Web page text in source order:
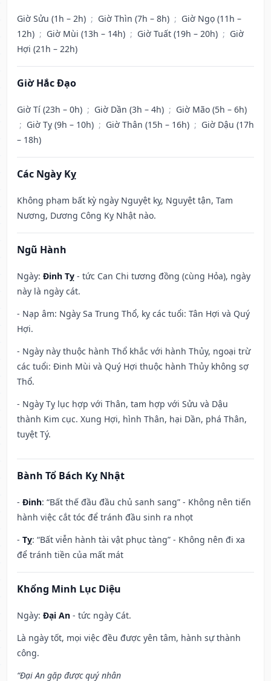
Giờ Sửu (1h – 2h) ; Giờ Thìn (7h – 8h) ; Giờ Ngọ (11h –
12h) ; Giờ Mùi (13h – 14h) ; Giờ Tuất (19h – 20h) ; Giờ
Hợi (21h – 22h)
Giờ Hắc Đạo
Giờ Tí (23h – 0h) ; Giờ Dần (3h – 4h) ; Giờ Mão (5h – 6h)
; Giờ Tỵ (9h – 10h) ; Giờ Thân (15h – 16h) ; Giờ Dậu (17h
– 18h)
Các Ngày Kỵ
Không phạm bất kỳ ngày Nguyệt kỵ, Nguyệt tận, Tam
Nương, Dương Công Kỵ Nhật nào.
Ngũ Hành
Ngày: Đinh Tỵ - tức Can Chi tương đồng (cùng Hỏa), ngày
này là ngày cát.
- Nạp âm: Ngày Sa Trung Thổ, kỵ các tuổi: Tân Hợi và Quý
Hợi.
- Ngày này thuộc hành Thổ khắc với hành Thủy, ngoại trừ
các tuổi: Đinh Mùi và Quý Hợi thuộc hành Thủy không sợ
Thổ.
- Ngày Tỵ lục hợp với Thân, tam hợp với Sửu và Dậu
thành Kim cục. Xung Hợi, hình Thân, hại Dần, phá Thân,
tuyệt Tý.
Bành Tổ Bách Kỵ Nhật
- Đinh: “Bất thế đầu đầu chủ sanh sang” - Không nên tiến
hành việc cắt tóc để tránh đầu sinh ra nhọt
- Tỵ: “Bất viễn hành tài vật phục tàng” - Không nên đi xa
để tránh tiền của mất mát
Khổng Minh Lục Diệu
Ngày: Đại An - tức ngày Cát.
Là ngày tốt, mọi việc đều được yên tâm, hành sự thành
công.
“Đại An gặp được quý nhân